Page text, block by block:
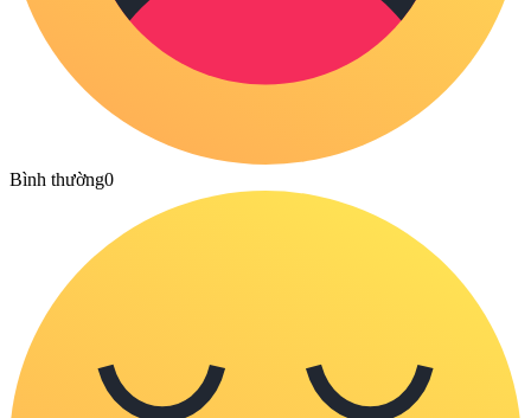
Bình thường0